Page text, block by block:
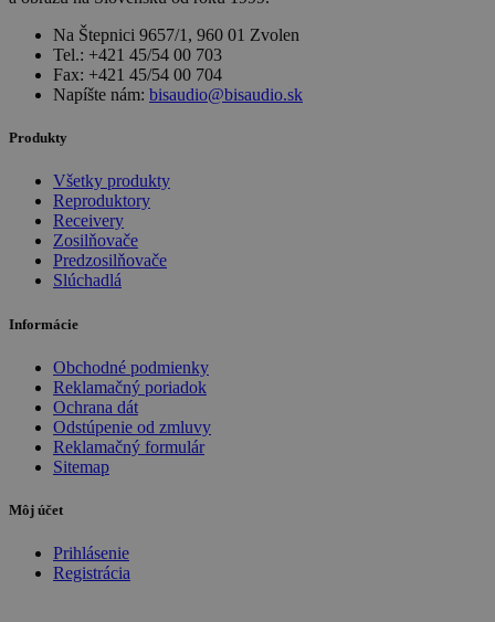
Na Štepnici 9657/1, 960 01 Zvolen
Tel.: +421 45/54 00 703
Fax: +421 45/54 00 704
Napíšte nám: bisaudio@bisaudio.sk
Produkty
Všetky produkty
Reproduktory
Receivery
Zosilňovače
Predzosilňovače
Slúchadlá
Informácie
Obchodné podmienky
Reklamačný poriadok
Ochrana dát
Odstúpenie od zmluvy
Reklamačný formulár
Sitemap
Môj účet
Prihlásenie
Registrácia